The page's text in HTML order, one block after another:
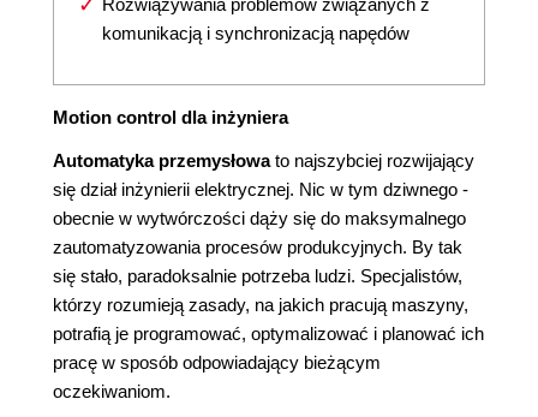
Rozwiązywania problemów związanych z
komunikacją i synchronizacją napędów
Motion control dla inżyniera
Automatyka przemysłowato najszybciej rozwijający
się dział inżynierii elektrycznej. Nic w tym dziwnego -
obecnie w wytwórczości dąży się do maksymalnego
zautomatyzowania procesów produkcyjnych. By tak
się stało, paradoksalnie potrzeba ludzi. Specjalistów,
którzy rozumieją zasady, na jakich pracują maszyny,
potrafią je programować, optymalizować i planować ich
pracę w sposób odpowiadający bieżącym
oczekiwaniom.